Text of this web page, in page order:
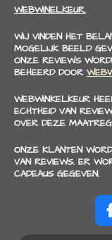
WEBWINELKEUR.
WIJ VINDEN HET
MOGELIJK BEELD
ONZE REVIEWS
BEHEERD DOOR
WEBWINKELKEUR
ECHTHEID VAN
OVER DEZE
ONZE KLANTEN
VAN REVIEWS. ER
CADEAUS GEGEVEN.